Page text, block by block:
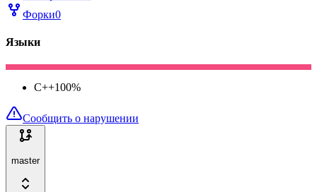
Форки0
Языки
C++100%
Сообщить о нарушении
master